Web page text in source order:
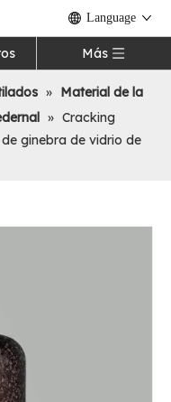
Language
Más
» Material de la
» Cracking
ginebra de vidrio de